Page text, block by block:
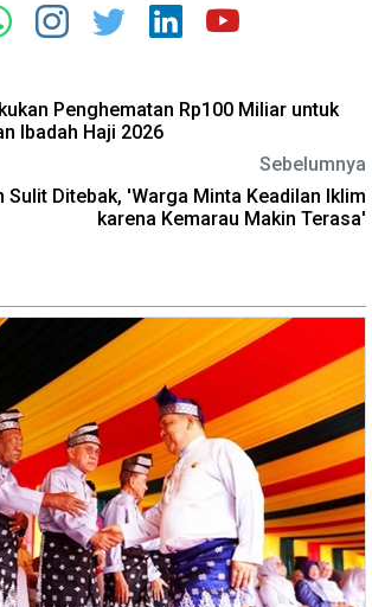
Penghematan Rp100 Miliar untuk
Ibadah Haji 2026
Sebelumnya
Sulit Ditebak, 'Warga Minta Keadilan Iklim
karena Kemarau Makin Terasa'